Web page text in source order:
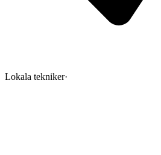
Lokala tekniker·